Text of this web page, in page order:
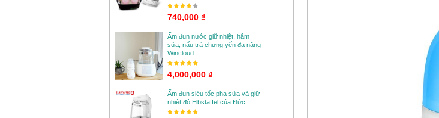
740,000 ₫
Ấm đun nước giữ nhiệt, hâm
sữa, nấu trà chưng yến đa năng
Wincloud
4,000,000 ₫
Ấm đun siêu tốc pha sữa và giữ
nhiệt độ Elbstaffel của Đức